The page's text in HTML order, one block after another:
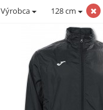
Výrobca 128 cm